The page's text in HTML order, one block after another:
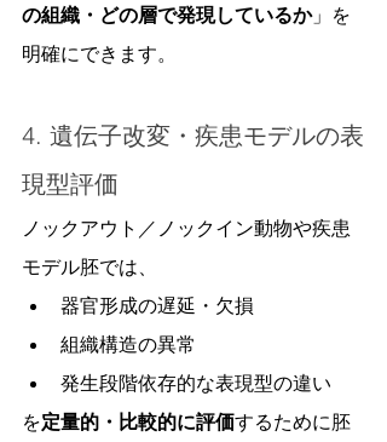
の組織・どの層で発現しているか」を
明確にできます。
4. 遺伝子改変・疾患モデルの表
現型評価
ノックアウト／ノックイン動物や疾患
モデル胚では、
器官形成の遅延・欠損
組織構造の異常
発生段階依存的な表現型の違い
を定量的・比較的に評価するために胚